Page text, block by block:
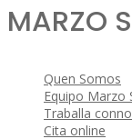
MARZO
Quen Somos
Equipo Marzo
Traballa
Cita online